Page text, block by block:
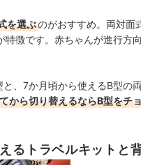
を選ぶのがおすすめ。両対面
徴です。赤ちゃんが進行方
、7か月頃から使えるB型の
から切り替えるならB型をチ
るトラベルキットと